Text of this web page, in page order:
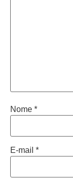
Nome *
E-mail *